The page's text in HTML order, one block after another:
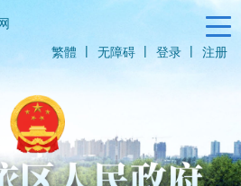
繁體
| 无障碍 | 登录 | 注册